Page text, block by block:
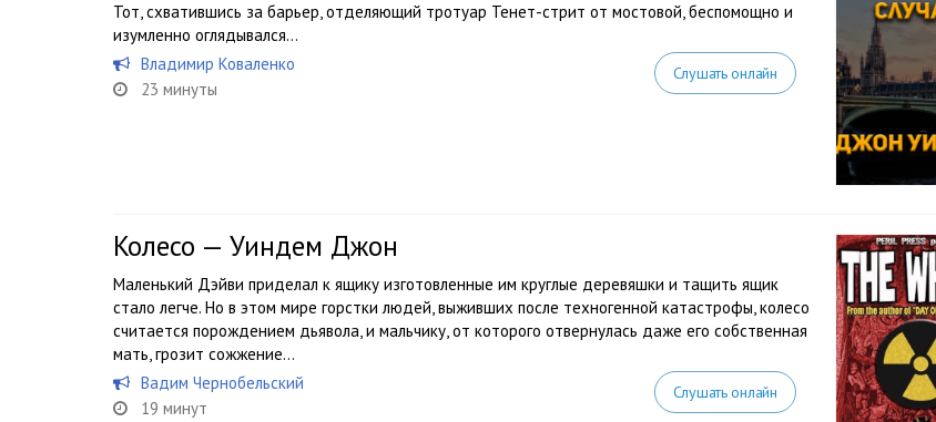
Тот, схватившись за барьер, отделяющий тротуар Тенет-стрит от мостовой, беспомощно и
изумленно оглядывался…
Владимир Коваленко
23 минуты
Слушать онлайн
Колесо — Уиндем Джон
Маленький Дэйви приделал к ящику изготовленные им круглые деревяшки и тащить ящик
стало легче. Но в этом мире горстки людей, выживших после техногенной катастрофы, колесо
считается порождением дьявола, и мальчику, от которого отвернулась даже его собственная
мать, грозит сожжение…
Вадим Чернобельский
19 минут
Слушать онлайн